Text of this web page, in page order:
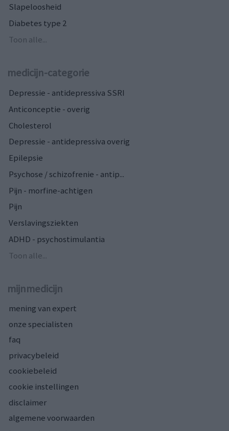
Slapeloosheid
Diabetes type 2
Toon alle...
medicijn-categorie
Depressie - antidepressiva SSRI
Anticonceptie - overig
Cholesterol
Depressie - antidepressiva overig
Epilepsie
Psychose / schizofrenie - antip...
Pijn - morfine-achtigen
Pijn
Verslavingsziekten
ADHD - psychostimulantia
Toon alle...
mijnmedicijn
mening van expert
onze specialisten
faq
privacybeleid
cookiebeleid
cookie instellingen
disclaimer
algemene voorwaarden